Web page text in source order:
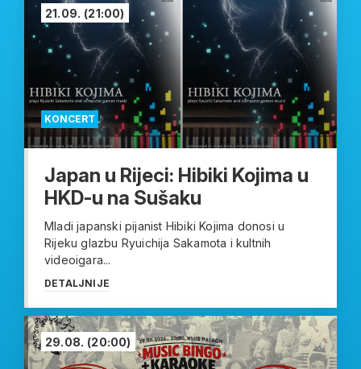
KONCERT
21.09. (21:00)
Japan u Rijeci: Hibiki Kojima u
HKD-u na Sušaku
Mladi japanski pijanist Hibiki Kojima donosi u
Rijeku glazbu Ryuichija Sakamota i kultnih
videoigara...
DETALJNIJE
29.08. (20:00)